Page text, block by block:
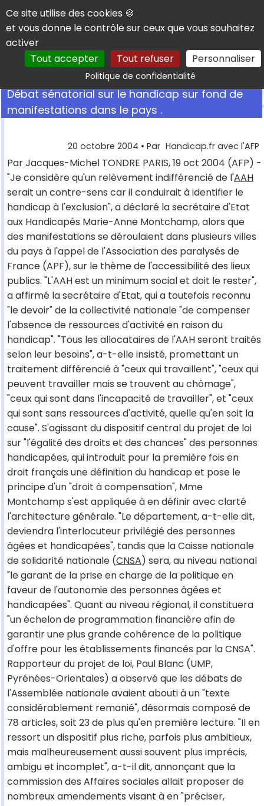
Panneau de gestion des cookies
Ce site utilise des cookies 🍪
et vous donne le contrôle sur ceux que vous souhaitez
activer
Tout accepter
Tout refuser Personnaliser
Politique de confidentialitéRechercher
Débat sénatorial sur le handicap sur fond de
manifestations dans le pays .
20 octobre 2004 • Par Handicap.fr avec l'AFP
Par Jacques-Michel TONDRE PARIS, 19 oct 2004 (AFP) -
"Je considère qu'un relèvement indifférencié de l'AAH
serait un contre-sens car il conduirait à identifier le
handicap à l'exclusion", a déclaré la secrétaire d'Etat
aux Handicapés Marie-Anne Montchamp, alors que
des manifestations se déroulaient dans plusieurs villes
du pays à l'appel de l'Association des paralysés de
France (APF), sur le thème de l'accessibilité des lieux
publics. "L'AAH est un minimum social et doit le rester",
a affirmé la secrétaire d'Etat, qui a toutefois reconnu
"le devoir" de la collectivité nationale "de compenser
l'absence de ressources d'activité en raison du
handicap". "Tous les allocataires de l'AAH seront traités
selon leur besoins", a-t-elle insisté, promettant un
traitement différencié à "ceux qui travaillent", "ceux qui
peuvent travailler mais se trouvent au chômage",
"ceux qui sont dans l'incapacité de travailler", et "ceux
qui sont sans ressources d'activité, quelle qu'en soit la
cause". S'agissant du dispositif central du projet de loi
sur "l'égalité des droits et des chances" des personnes
handicapées, qui introduit pour la première fois en
droit français une définition du handicap et pose le
principe d'un "droit à compensation", Mme
Montchamp s'est appliquée à en définir avec clarté
l'architecture générale. "Le département, a-t-elle dit,
deviendra l'interlocuteur privilégié des personnes
âgées et handicapées", tandis que la Caisse nationale
de solidarité nationale (CNSA) sera, au niveau national
"le garant de la prise en charge de la politique en
faveur de l'autonomie des personnes âgées et
handicapées". Quant au niveau régional, il constituera
"un échelon de programmation financière afin de
garantir une plus grande cohérence de la politique
d'offre pour les établissements financés par la CNSA".
Rapporteur du projet de loi, Paul Blanc (UMP,
Pyrénées-Orientales) a observé que les débats de
l'Assemblée nationale avaient abouti à un "texte
considérablement remanié", désormais composé de
78 articles, soit 23 de plus qu'en première lecture. "Il en
ressort un dispositif plus riche, parfois plus ambitieux,
mais malheureusement aussi souvent plus imprécis,
ambigu et incomplet", a-t-il dit, annonçant que la
commission des Affaires sociales allait proposer de
nombreux amendements visant à en "préciser,